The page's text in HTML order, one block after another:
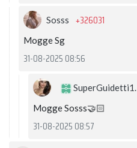
Sosss +326031
Mogge Sg
31-08-2025 08:56
SuperGuidetti1.
Mogge Sosss🤝🏻
31-08-2025 08:57